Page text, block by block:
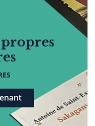
propres